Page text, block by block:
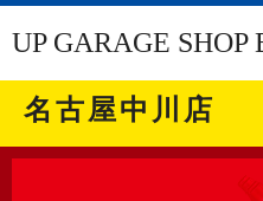
UP GARAGE SHOP
名古屋中川店